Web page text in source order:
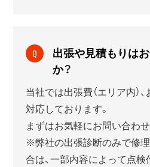
Q
出張や見積もりは
か？
当社では出張費（エリア内）
対応しております。
まずはお気軽にお問い合わせ
※弊社の出張診断のみで修
合は、一部内容によって点